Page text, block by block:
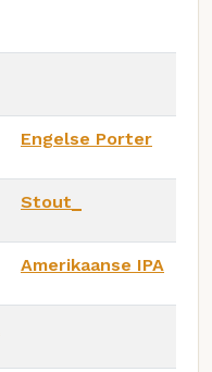
Engelse Porter
Stout_
Amerikaanse IPA